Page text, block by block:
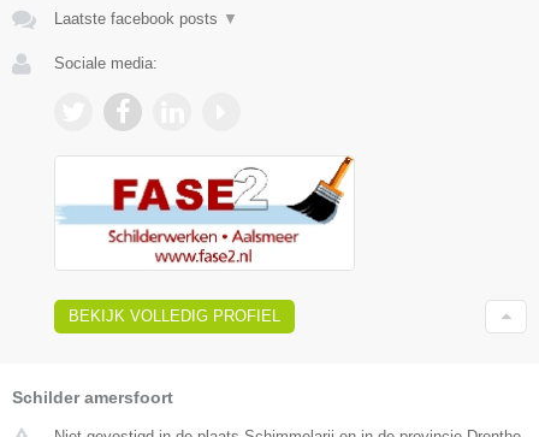
Laatste facebook posts ▼
Sociale media:
BEKIJK VOLLEDIG PROFIEL
Schilder amersfoort